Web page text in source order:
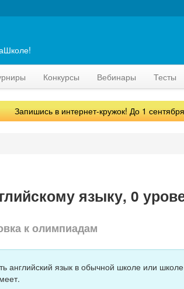
Конкурсы Вебинары Тесты
Запишись в интернет-кружок! До 1
языку, 0
к олимпиадам
английский язык в обычной школе или